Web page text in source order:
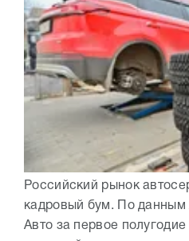
Российский рынок
кадровый бум. По данным
Авто за первое